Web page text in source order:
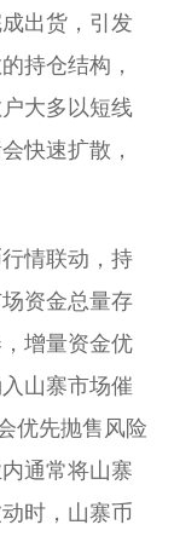
出货，引发
持仓结构，
大多以短线
快速扩散，
情联动，持
资金总量存
增量资金优
山寨市场催
优先抛售风险
通常将山寨
时，山寨币